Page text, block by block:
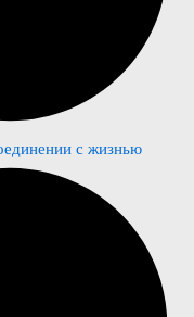
с жизнью